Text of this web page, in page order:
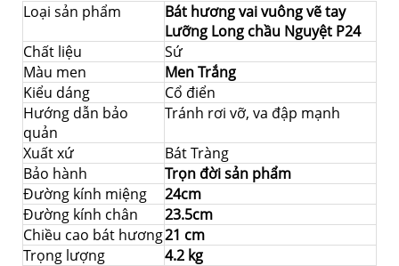
Loại sản phẩm
Bát hương vai vuông vẽ tay
Lưỡng Long chầu Nguyệt P24
Chất liệu
Sứ
Màu men
Men Trắng
Kiểu dáng
Cổ điển
Hướng dẫn bảo
quản
Tránh rơi vỡ, va đập mạnh
Xuất xứ
Bát Tràng
Bảo hành
Trọn đời sản phẩm
Đường kính miệng
24cm
Đường kính chân
23.5cm
Chiều cao bát hương21 cm
Trọng lượng
4.2 kg